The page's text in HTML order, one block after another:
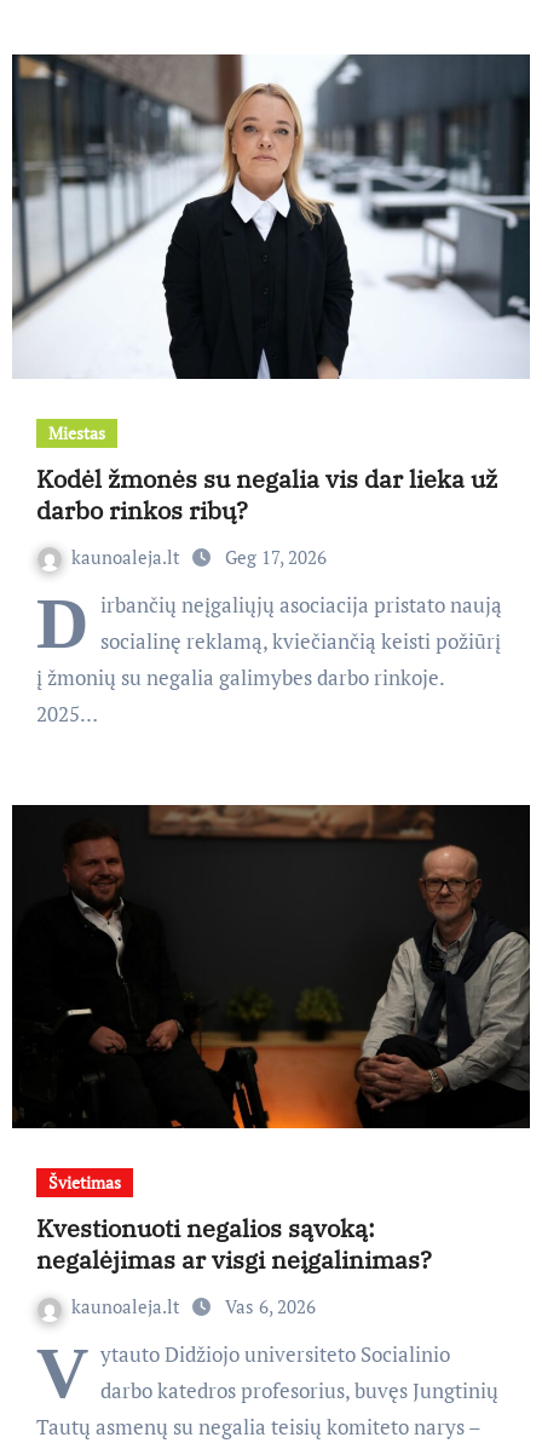
Miestas
Kodėl žmonės su negalia vis dar lieka už
darbo rinkos ribų?
kaunoaleja.lt Geg 17, 2026
D irbančių neįgaliųjų asociacija pristato naują
socialinę reklamą, kviečiančią keisti požiūrį
į žmonių su negalia galimybes darbo rinkoje.
2025…
Švietimas
Kvestionuoti negalios sąvoką:
negalėjimas ar visgi neįgalinimas?
kaunoaleja.lt Vas 6, 2026
V ytauto Didžiojo universiteto Socialinio
darbo katedros profesorius, buvęs Jungtinių
Tautų asmenų su negalia teisių komiteto narys –